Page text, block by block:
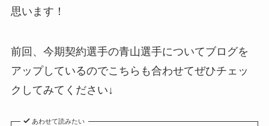
思います！
前回、今期契約選手の青山選手についてブログを
アップしているのでこちらも合わせてぜひチェッ
クしてみてください↓
あわせて読みたい